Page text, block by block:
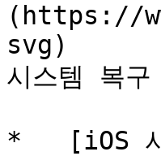
(https://
svg)
시스템 복구
*   [iOS